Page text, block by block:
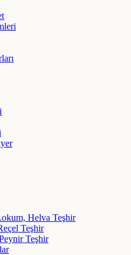
Helva Teşhir
Teşhir
Teşhir